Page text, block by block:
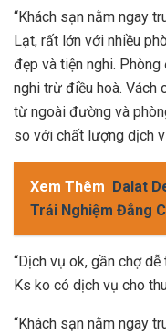
“Khách sạn nằm ngay
Lạt, rất lớn với nhiều
đẹp và tiện nghi.
nghi trừ điều hoà. Vách
từ ngoài đường và
so với chất lượng dịch
Xem Thêm
Dalat
Trải Nghiệm Đẳng
“Dịch vụ ok, gần chợ
Ks ko có dịch vụ cho
“Khách sạn nằm ngay